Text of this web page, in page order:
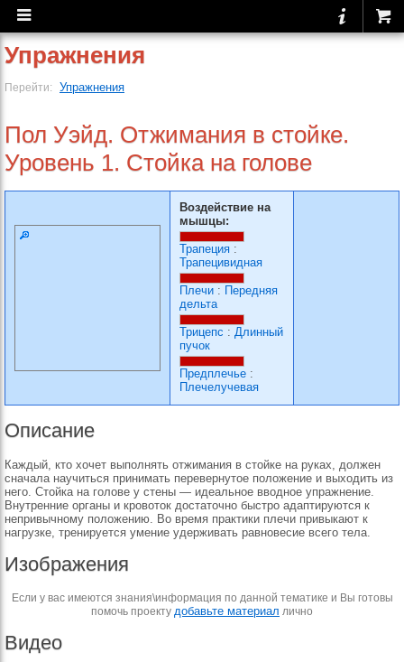
Упражнения
Перейти: Упражнения
Пол Уэйд. Отжимания в стойке.
Уровень 1. Стойка на голове
Воздействие на
мышцы:
Трапеция :
Трапецивидная
Плечи : Передняя
дельта
Трицепс : Длинный
пучок
Предплечье :
Плечелучевая
Описание
Каждый, кто хочет выполнять отжимания в стойке на руках, должен
сначала научиться принимать перевернутое положение и выходить из
него. Стойка на голове у стены — идеальное вводное упражнение.
Внутренние органы и кровоток достаточно быстро адаптируются к
непривычному положению. Во время практики плечи привыкают к
нагрузке, тренируется умение удерживать равновесие всего тела.
Изображения
Если у вас имеются знания\информация по данной тематике и Вы готовы
помочь проекту добавьте материал лично
Видео